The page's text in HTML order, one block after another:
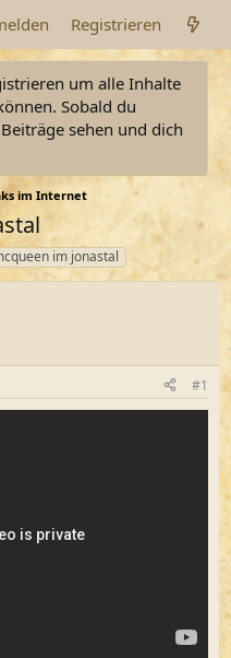
Registrieren
um alle Inhalte
Sobald du
sehen und dich
im Internet
im jonastal
#1